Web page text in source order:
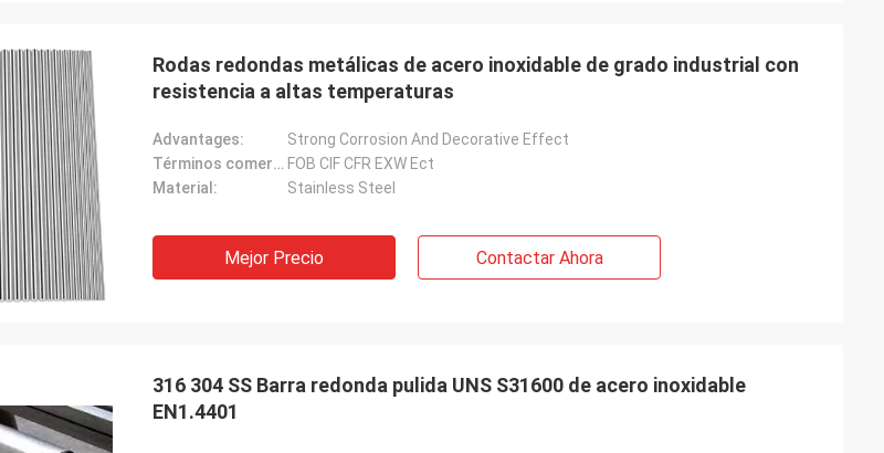
Rodas redondas metálicas de acero inoxidable de grado industrial con
resistencia a altas temperaturas
Advantages:
Strong Corrosion And Decorative Effect
Términos comerciales: FOB CIF CFR EXW Ect
Material:
Stainless Steel
Mejor Precio Contactar Ahora
316 304 SS Barra redonda pulida UNS S31600 de acero inoxidable
EN1.4401